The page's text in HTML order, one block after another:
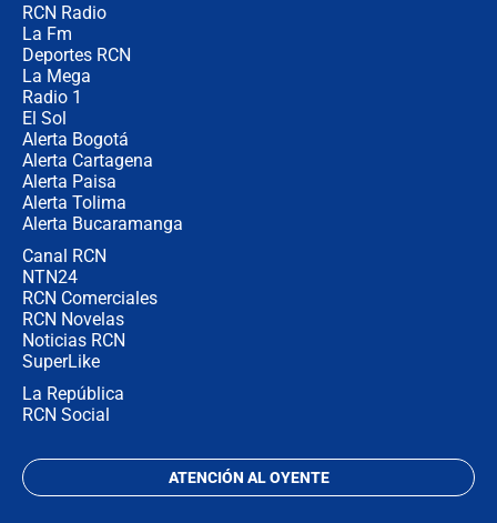
RCN Radio
La Fm
Deportes RCN
La Mega
Radio 1
El Sol
Alerta Bogotá
Alerta Cartagena
Alerta Paisa
Alerta Tolima
Alerta Bucaramanga
Canal RCN
NTN24
RCN Comerciales
RCN Novelas
Noticias RCN
SuperLike
La República
RCN Social
ATENCIÓN AL OYENTE